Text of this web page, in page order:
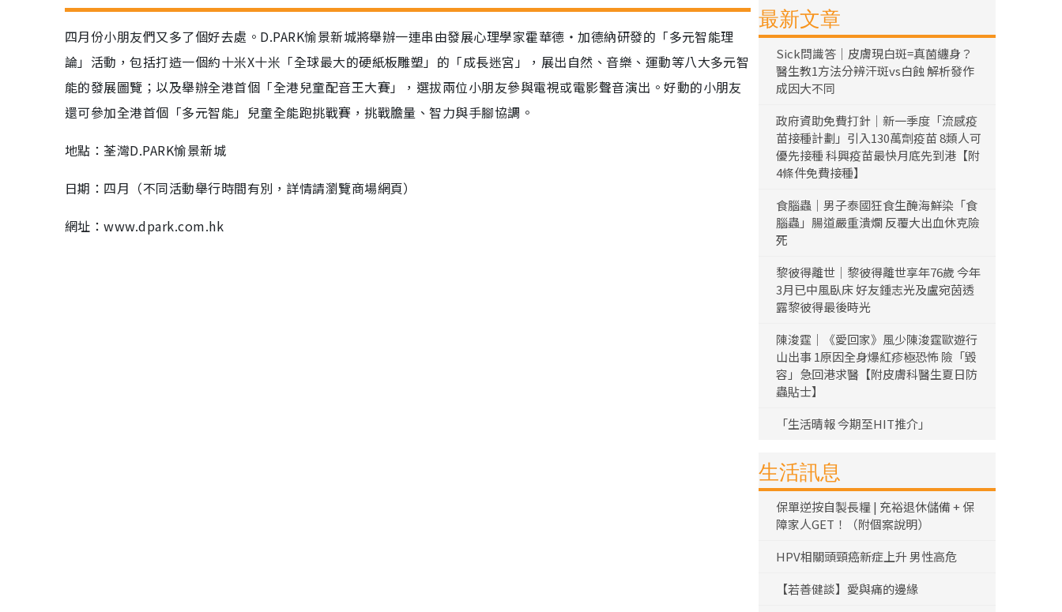
四月份小朋友們又多了個好去處。D.PARK愉景新城將舉辦一連串由發展心理學家霍華德‧加德納研發的「多元智能理
論」活動，包括打造一個約十米X十米「全球最大的硬紙板雕塑」的「成長迷宮」，展出自然、音樂、運動等八大多元智
能的發展圖覽；以及舉辦全港首個「全港兒童配音王大賽」，選拔兩位小朋友參與電視或電影聲音演出。好動的小朋友
還可參加全港首個「多元智能」兒童全能跑挑戰賽，挑戰膽量、智力與手腳協調。
地點：荃灣D.PARK愉景新城
日期：四月（不同活動舉行時間有別，詳情請瀏覽商場網頁）
網址：www.dpark.com.hk
最新文章
Sick問識答｜皮膚現白斑=真菌纏身？
醫生教1方法分辨汗斑vs白蝕 解析發作
成因大不同
政府資助免費打針｜新一季度「流感疫
苗接種計劃」引入130萬劑疫苗 8類人可
優先接種 科興疫苗最快月底先到港【附
4條件免費接種】
食腦蟲｜男子泰國狂食生醃海鮮染「食
腦蟲」腸道嚴重潰爛 反覆大出血休克險
死
黎彼得離世｜黎彼得離世享年76歲 今年
3月已中風臥床 好友鍾志光及盧宛茵透
露黎彼得最後時光
陳浚霆｜《愛回家》風少陳浚霆歐遊行
山出事 1原因全身爆紅疹極恐怖 險「毀
容」急回港求醫【附皮膚科醫生夏日防
蟲貼士】
「生活晴報 今期至HIT推介」
生活訊息
保單逆按自製長糧 | 充裕退休儲備 + 保
障家人GET！（附個案說明）
HPV相關頭頸癌新症上升 男性高危
【若善健談】愛與痛的邊緣